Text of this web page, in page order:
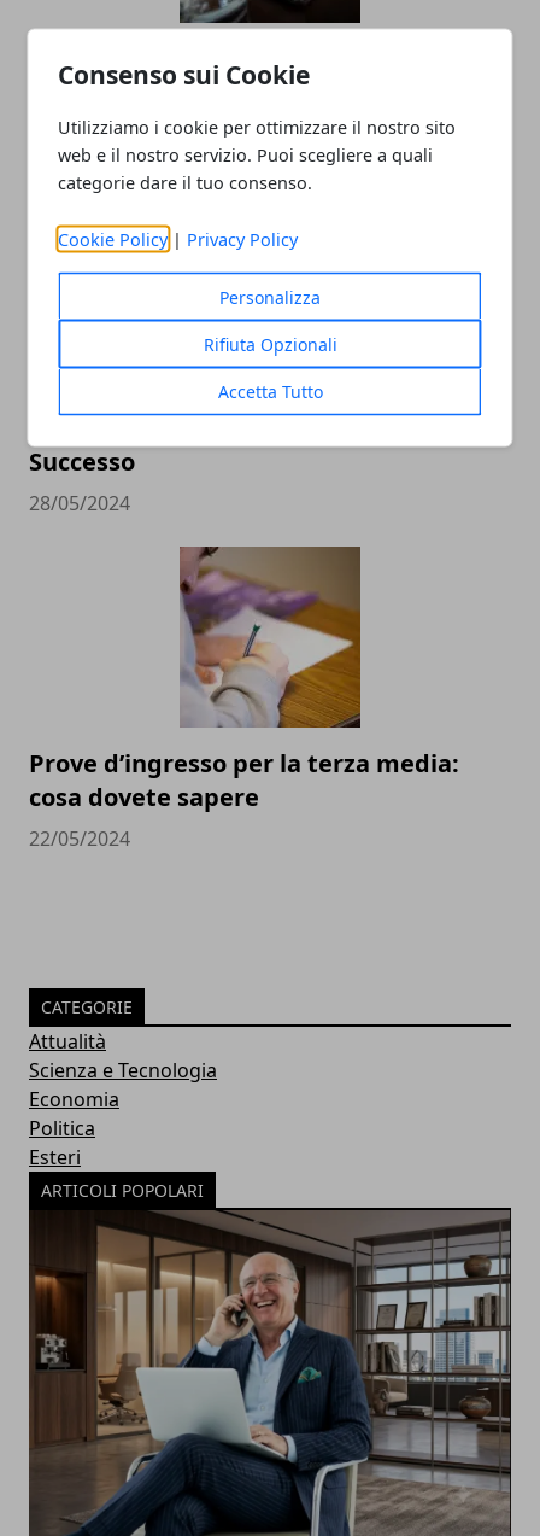
Consenso sui Cookie
Utilizziamo i cookie per ottimizzare il nostro sito
web e il nostro servizio. Puoi scegliere a quali
categorie dare il tuo consenso.
Cookie Policy | Privacy Policy
Personalizza
Rifiuta Opzionali
Accetta Tutto
L'importanza della salute e sicurezza
nei lavori a turno
04/11/2024
Come Spiccare e Generare Lead con
Attività Online: Strategie Efficaci per il
Successo
28/05/2024
Prove d’ingresso per la terza media:
cosa dovete sapere
22/05/2024
CATEGORIE
Attualità
Scienza e Tecnologia
Economia
Politica
Esteri
ARTICOLI POPOLARI